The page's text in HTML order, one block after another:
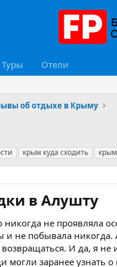
Туры Отели
об отдыхе в Крыму
крым куда сходить
в Алушту​
никогда не проявляла
и не побывала
И да, я
заранее узнать о